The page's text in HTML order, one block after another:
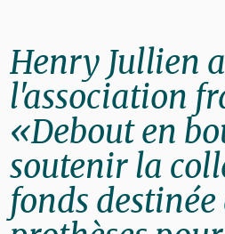
Henry Jullien
l'association
«Debout en
soutenir la
fonds